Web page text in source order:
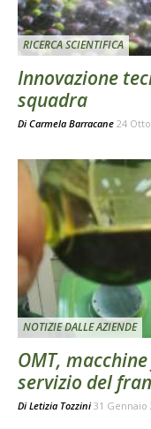
RICERCA SCIENTIFICA
Innovazione
squadra
Di Carmela Barracane 24
NOTIZIE DALLE AZIENDE
OMT,
servizio del
Di Letizia Tozzini 31 Gennaio